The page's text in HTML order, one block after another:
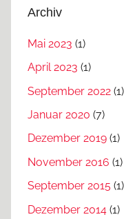
Archiv
Mai 2023 (1)
April 2023 (1)
September 2022 (1)
Januar 2020 (7)
Dezember 2019 (1)
November 2016 (1)
September 2015 (1)
Dezember 2014 (1)